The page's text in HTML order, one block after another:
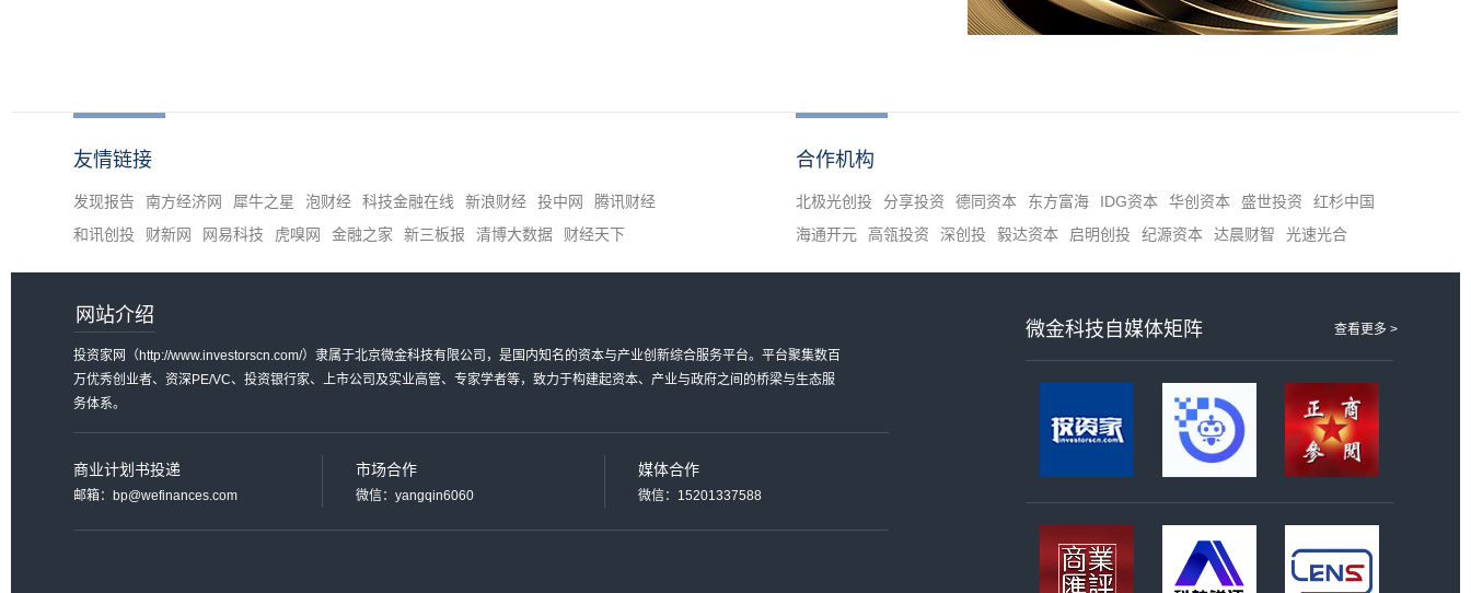
友情链接
发现报告 南方经济网 犀牛之星 泡财经 科技金融在线 新浪财经 投中网
腾讯财经
和讯创投
财新网 网易科技 虎嗅网 金融之家 新三板报 清博大数据 财经天下
合作机构
北极光创投 分享投资 德同资本 东方富海 IDG资本 华创资本 盛世投资
红杉中国
海通开元
高瓴投资 深创投 毅达资本 启明创投 纪源资本 达晨财智 光速光合
网站介绍
投资家网（http://www.investorscn.com/）隶属于北京微金科技有限公司，是国内知名的资本与产业创新综合服务平台。平台聚集数百
万优秀创业者、资深PE/VC、投资银行家、上市公司及实业高管、专家学者等，致力于构建起资本、产业与政府之间的桥梁与生态服
务体系。
商业计划书投递
邮箱：bp@wefinances.com
市场合作
微信：yangqin6060
媒体合作
微信：15201337588
查看更多 >
微金科技自媒体矩阵